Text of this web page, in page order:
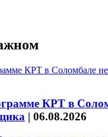
КРТ в
| 06.08.2026